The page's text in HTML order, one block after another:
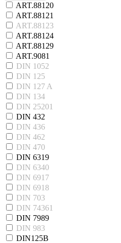
ART.88120
ART.88121
ART.88123
ART.88124
ART.88129
ART.9081
DIN 1052
DIN 125
DIN 127 A
DIN 134
DIN 25201
DIN 432
DIN 436
DIN 462
DIN 470
DIN 6319
DIN 6340
DIN 6917
DIN 6918
DIN 703
DIN 74361
DIN 7989
DIN 983
DIN125B